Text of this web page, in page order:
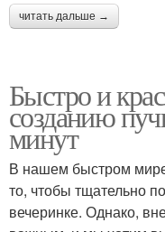
читать дальше →
Быстро и
созданию
минут
В нашем быстром
то, чтобы тщательно
вечеринке. Однако,